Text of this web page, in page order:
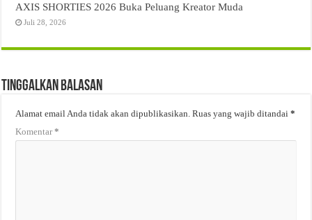
AXIS SHORTIES 2026 Buka Peluang Kreator Muda
Juli 28, 2026
Tinggalkan Balasan
Alamat email Anda tidak akan dipublikasikan. Ruas yang wajib ditandai*
Komentar*